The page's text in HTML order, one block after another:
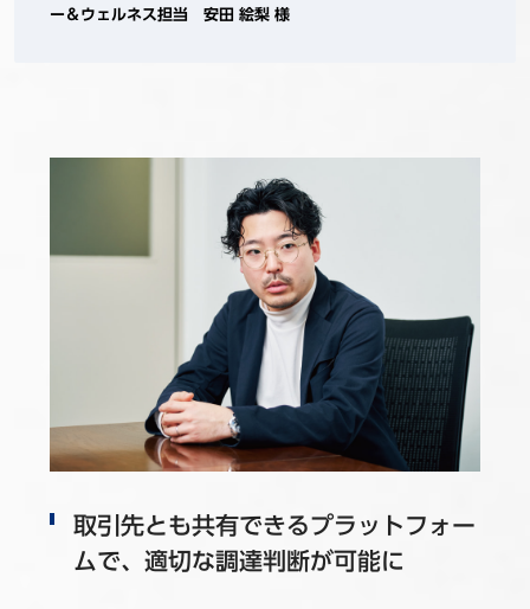
ー＆ウェルネス担当 安田 絵梨 様
取引先とも共有できるプラットフォー
ムで、適切な調達判断が可能に